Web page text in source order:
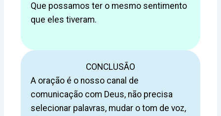
Que possamos ter o mesmo sentimento
que eles tiveram.
CONCLUSÃO
A oração é o nosso canal de
comunicação com Deus, não precisa
selecionar palavras, mudar o tom de voz,